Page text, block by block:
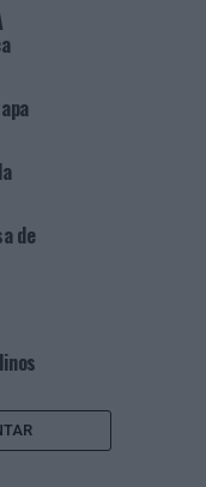
em material
e do Ave
de